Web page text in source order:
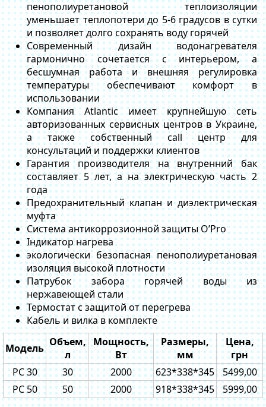
пенополиуретановой теплоизоляции
уменьшает теплопотери до 5-6 градусов в сутки
и позволяет долго сохранять воду горячей
Современный дизайн водонагревателя
гармонично сочетается с интерьером, а
бесшумная работа и внешняя регулировка
температуры обеспечивают комфорт в
использовании
Компания Atlantic имеет крупнейшую сеть
авторизованных сервисных центров в Украине,
а также собственный call центр для
консультаций и поддержки клиентов
Гарантия производителя на внутренний бак
составляет 5 лет, а на электрическую часть 2
года
Предохранительный клапан и диэлектрическая
муфта
Система антикоррозионной защиты O’Pro
Індикатор нагрева
экологически безопасная пенополиуретановая
изоляция высокой плотности
Патрубок забора горячей воды из
нержавеющей стали
Термостат с защитой от перегрева
Кабель и вилка в комплекте
Модель Объем,
л
Мощность,
Вт
Размеры,
мм
Цена,
грн
PC 30
30 2000 623*338*345
5499,00
PC 50
50 2000 918*338*345 5999,00